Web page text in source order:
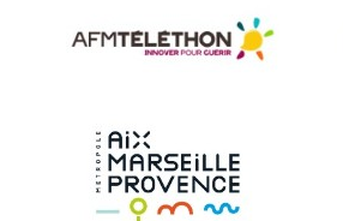
Accessories for
Security and
furniture<